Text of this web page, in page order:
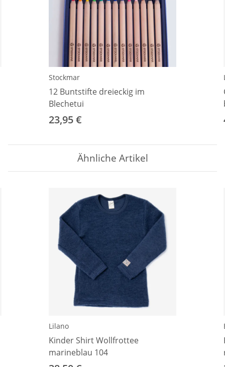
Stockmar
12 Buntstifte dreieckig im
Blechetui
23,95 €
Ähnliche Artikel
Lilano
Kinder Shirt Wollfrottee
marineblau 104